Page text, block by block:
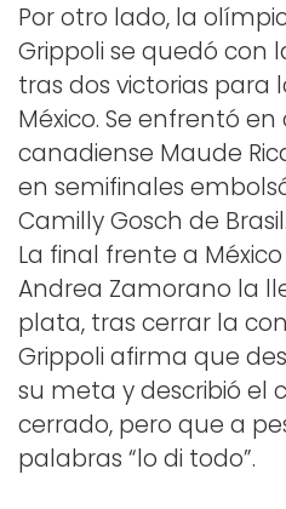
Por otro lado, la
Grippoli se quedó con
tras dos victorias
México. Se enfrentó
canadiense Maude
en semifinales
Camilly Gosch de Brasil.
La final frente a
Andrea Zamorano la
plata, tras cerrar la
Grippoli afirma que
su meta y describió el
cerrado, pero que a
palabras “lo di todo”.